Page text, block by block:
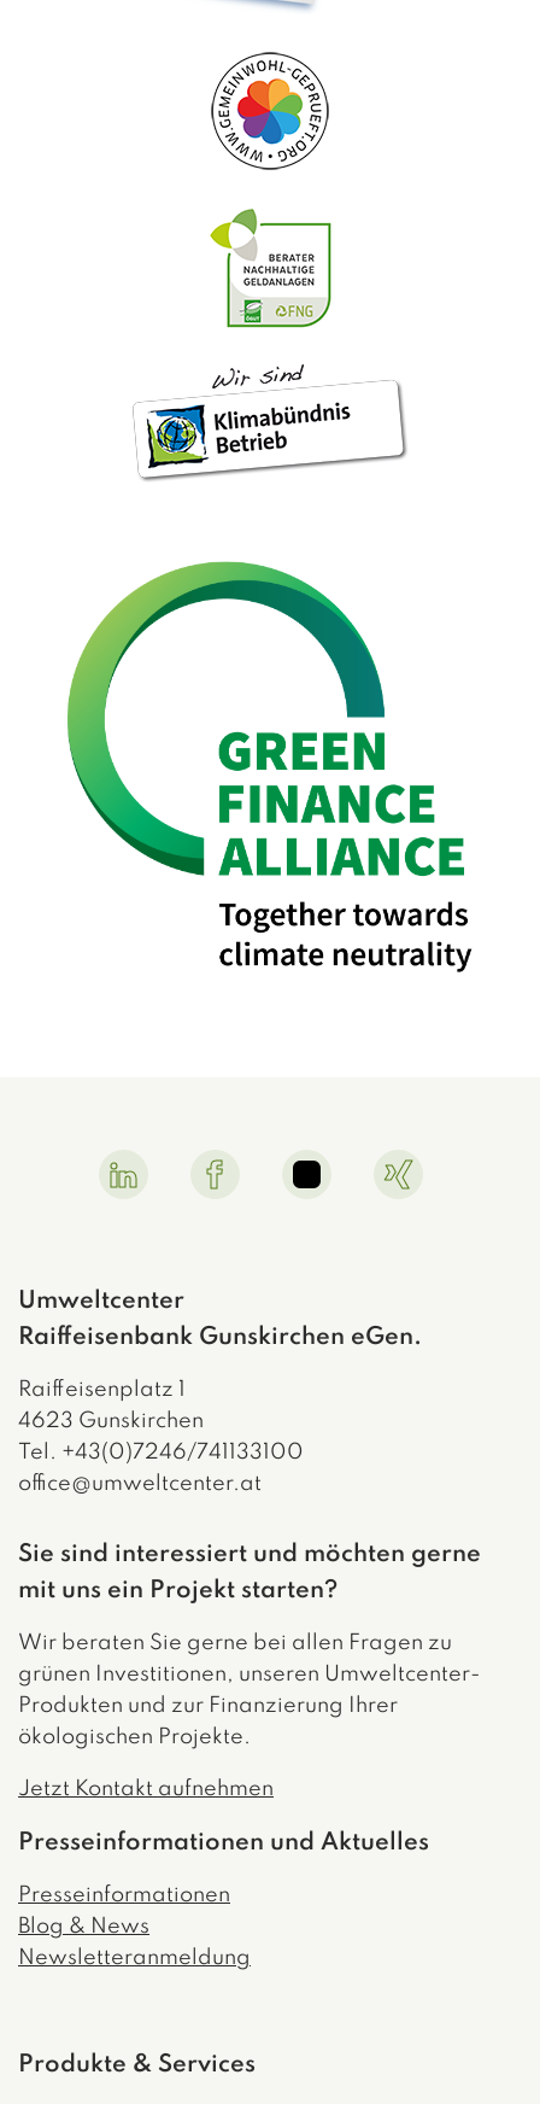
Umweltcenter
Raiffeisenbank Gunskirchen eGen.
Raiffeisenplatz 1
4623 Gunskirchen
Tel. +43(0)7246/741133100
office@umweltcenter.at
Sie sind interessiert und möchten gerne
mit uns ein Projekt starten?
Wir beraten Sie gerne bei allen Fragen zu
grünen Investitionen, unseren Umweltcenter-
Produkten und zur Finanzierung Ihrer
ökologischen Projekte.
Jetzt Kontakt aufnehmen
Presseinformationen und Aktuelles
Presseinformationen
Blog & News
Newsletteranmeldung
Produkte & Services